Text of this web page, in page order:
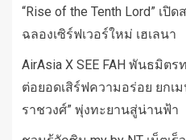
“Rise of the Tenth Lord” เ
ฉลองเซิร์ฟเวอร์ใหม่ เฮเลนา
AirAsia X SEE FAH พันธมิต
ต่อยอดเสิร์ฟความอร่อย ยกเ
ราชวงศ์” พุ่งทะยานสู่น่านฟ้า